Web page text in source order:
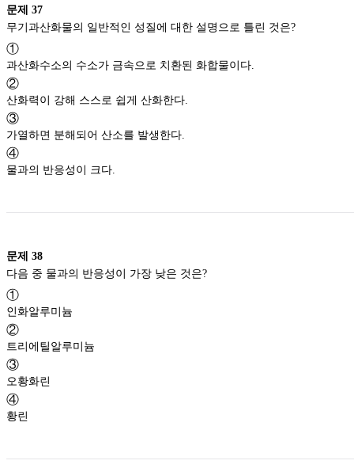
문제 37
①
과산화수소의 수소가 금속으로 치환된 화합물이다.
②
산화력이 강해 스스로 쉽게 산화한다.
③
가열하면 분해되어 산소를 발생한다.
④
물과의 반응성이 크다.
문제 38
①
인화알루미늄
②
트리에틸알루미늄
③
오황화린
④
황린